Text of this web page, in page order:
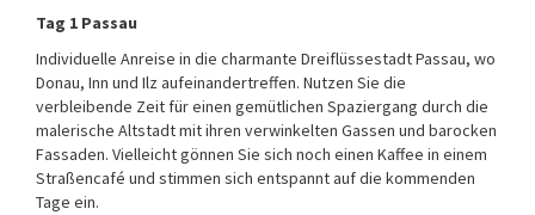
Tag 1 Passau
Individuelle Anreise in die charmante Dreiflüssestadt Passau, wo
Donau, Inn und Ilz aufeinandertreffen. Nutzen Sie die
verbleibende Zeit für einen gemütlichen Spaziergang durch die
malerische Altstadt mit ihren verwinkelten Gassen und barocken
Fassaden. Vielleicht gönnen Sie sich noch einen Kaffee in einem
Straßencafé und stimmen sich entspannt auf die kommenden
Tage ein.